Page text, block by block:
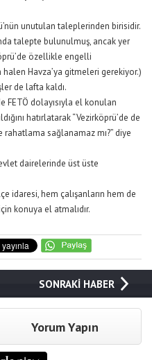
unutulan taleplerinden birisidir.
talepte bulunulmuş, ancak yer
özellikle engelli
Havza’ya gitmeleri gerekiyor.)
de lafta kaldı.
FETÖ dolayısıyla el konulan
hatırlatarak “Vezirköprü’de de
sağlanamaz mı?” diye
dairelerinde üst üste
idaresi, hem çalışanların hem de
konuya el atmalıdır.
SONRAKİ HABER
Yorum Yapın